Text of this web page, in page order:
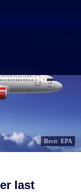
Bron: EPA
last